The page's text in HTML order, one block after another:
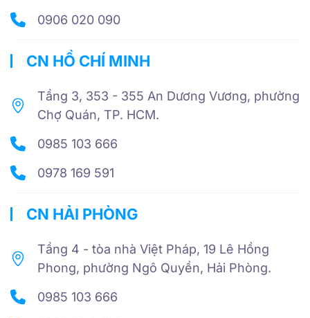
0906 020 090
CN HỒ CHÍ MINH
Tầng 3, 353 - 355 An Dương Vương, phường
Chợ Quán, TP. HCM.
0985 103 666
0978 169 591
CN HẢI PHÒNG
Tầng 4 - tòa nhà Việt Pháp, 19 Lê Hồng
Phong, phường Ngô Quyền, Hải Phòng.
0985 103 666